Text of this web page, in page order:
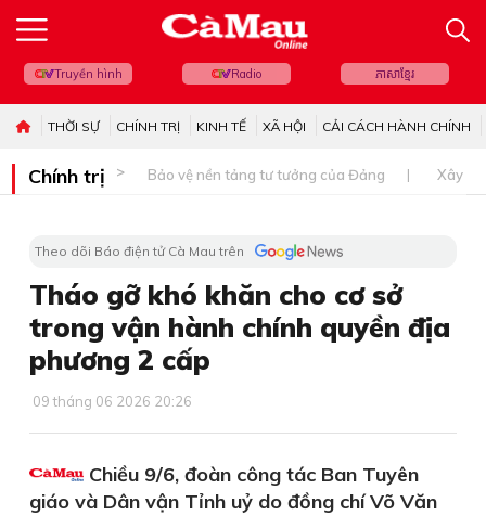
Truyền hình Radio ភាសាខ្មែរ
THỜI SỰ CHÍNH TRỊ KINH TẾ XÃ HỘI CẢI CÁCH HÀNH CHÍNH
Chính trị Bảo vệ nền tảng tư tưởng của Đảng Xây
Theo dõi Báo điện tử Cà Mau trên
Tháo gỡ khó khăn cho cơ sở
trong vận hành chính quyền địa
phương 2 cấp
09 tháng 06 2026 20:26
Chiều 9/6, đoàn công tác Ban Tuyên
giáo và Dân vận Tỉnh uỷ do đồng chí Võ Văn